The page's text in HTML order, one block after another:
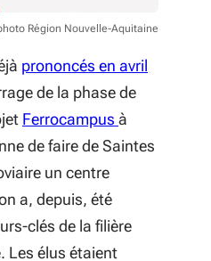
foncier de premier
d’une culture
Il doit accélérer en
crise, le rythme de
jeunes et des
Régionale du
porté par le lycée
bâtiment de
et
métiers, entreprises et
au campus
forte, dans une
à
des
promotion des
voies de formation
Région Nouvelle-Aquitaine
prononcés en avril
de la phase de
Ferrocampus (S'ouvre
à
de faire de Saintes
un centre
a, depuis, été
clés de la filière
Les élus étaient